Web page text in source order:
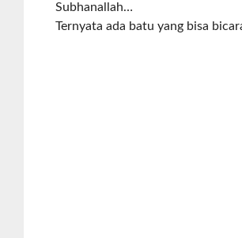
Subhanallah…
Ternyata ada batu yang bisa